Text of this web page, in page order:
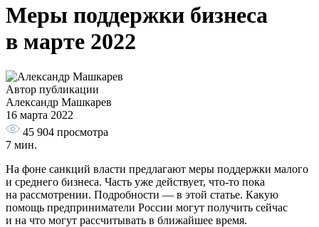
Меры поддержки бизнеса
в марте 2022
Автор публикации
Александр Машкарев
16 марта 2022
45 904 просмотра
7 мин.
На фоне санкций власти предлагают меры поддержки малого
и среднего бизнеса. Часть уже действует, что-то пока
на рассмотрении. Подробности — в этой статье. Какую
помощь предприниматели России могут получить сейчас
и на что могут рассчитывать в ближайшее время.